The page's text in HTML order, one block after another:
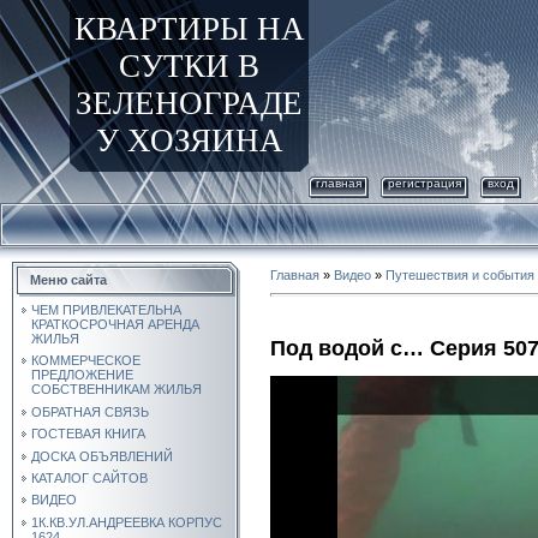
КВАРТИРЫ НА
СУТКИ В
ЗЕЛЕНОГРАДЕ
У ХОЗЯИНА
главная регистрация вход
Меню сайта
ЧЕМ ПРИВЛЕКАТЕЛЬНА
КРАТКОСРОЧНАЯ АРЕНДА
ЖИЛЬЯ
КОММЕРЧЕСКОЕ
ПРЕДЛОЖЕНИЕ
СОБСТВЕННИКАМ ЖИЛЬЯ
ОБРАТНАЯ СВЯЗЬ
ГОСТЕВАЯ КНИГА
ДОСКА ОБЪЯВЛЕНИЙ
КАТАЛОГ САЙТОВ
ВИДЕО
1К.КВ.УЛ.АНДРЕЕВКА КОРПУС
Главная » Видео » Путешествия и события
Под водой с… Серия 507